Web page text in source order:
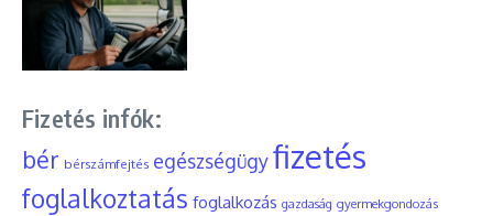
Fizetés infók:
bér bérszámfejtés egészségügyfizetés
foglalkoztatás foglalkozás gazdaság gyermekgondozás